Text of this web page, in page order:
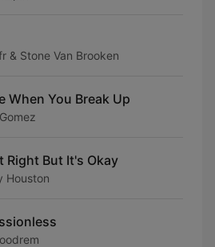
& Stone Van Brooken
When You Break Up
Right But It's Okay
Houston